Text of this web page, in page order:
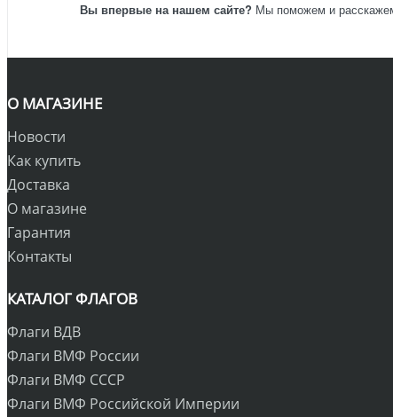
Вы впервые на нашем сайте? Мы поможем и
О МАГАЗИНЕ
Новости
Как купить
Доставка
О магазине
Гарантия
Контакты
КАТАЛОГ ФЛАГОВ
Флаги ВДВ
Флаги ВМФ России
Флаги ВМФ СССР
Флаги ВМФ Российской Империи